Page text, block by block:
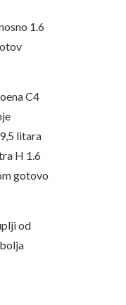
1.6
C4
litara
H 1.6
gotovo
od